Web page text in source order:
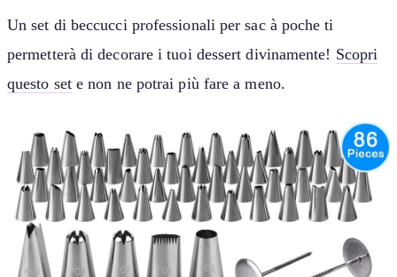
Un set di beccucci professionali per sac à poche ti
permetterà di decorare i tuoi dessert divinamente! Scopri
questo sete non ne potrai più fare a meno.